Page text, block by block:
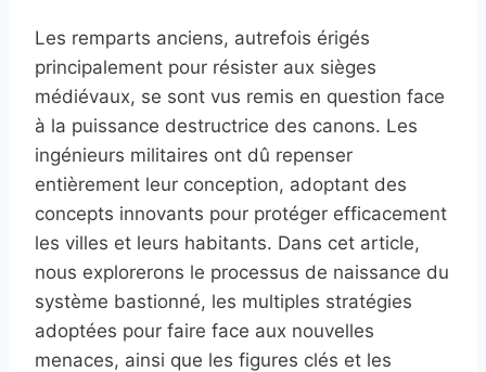
Les remparts anciens, autrefois érigés
principalement pour résister aux sièges
médiévaux, se sont vus remis en question face
à la puissance destructrice des canons. Les
ingénieurs militaires ont dû repenser
entièrement leur conception, adoptant des
concepts innovants pour protéger efficacement
les villes et leurs habitants. Dans cet article,
nous explorerons le processus de naissance du
système bastionné, les multiples stratégies
adoptées pour faire face aux nouvelles
menaces, ainsi que les figures clés et les